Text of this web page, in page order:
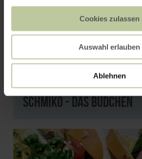
Cookies zulassen
Auswahl erlauben
Ablehnen
Schmiko - Das Büdchen